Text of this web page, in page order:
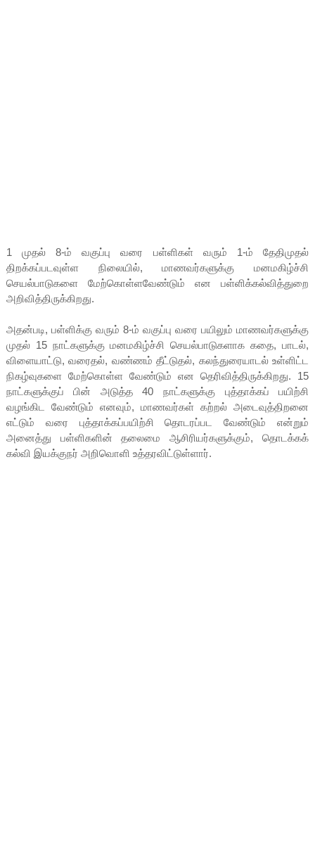
1 முதல் 8-ம் வகுப்பு வரை பள்ளிகள் வரும் 1-ம் தேதிமுதல்
திறக்கப்படவுள்ள நிலையில், மாணவர்களுக்கு மனமகிழ்ச்சி
செயல்பாடுகளை மேற்கொள்ளவேண்டும் என பள்ளிக்கல்வித்துறை
அறிவித்திருக்கிறது.
அதன்படி, பள்ளிக்கு வரும் 8-ம் வகுப்பு வரை பயிலும் மாணவர்களுக்கு
முதல் 15 நாட்களுக்கு மனமகிழ்ச்சி செயல்பாடுகளாக கதை, பாடல்,
விளையாட்டு, வரைதல், வண்ணம் தீட்டுதல், கலந்துரையாடல் உள்ளிட்ட
நிகழ்வுகளை மேற்கொள்ள வேண்டும் என தெரிவித்திருக்கிறது. 15
நாட்களுக்குப் பின் அடுத்த 40 நாட்களுக்கு புத்தாக்கப் பயிற்சி
வழங்கிட வேண்டும் எனவும், மாணவர்கள் கற்றல் அடைவுத்திறனை
எட்டும் வரை புத்தாக்கப்பயிற்சி தொடரப்பட வேண்டும் என்றும்
அனைத்து பள்ளிகளின் தலைமை ஆசிரியர்களுக்கும், தொடக்கக்
கல்வி இயக்குநர் அறிவொளி உத்தரவிட்டுள்ளார்.